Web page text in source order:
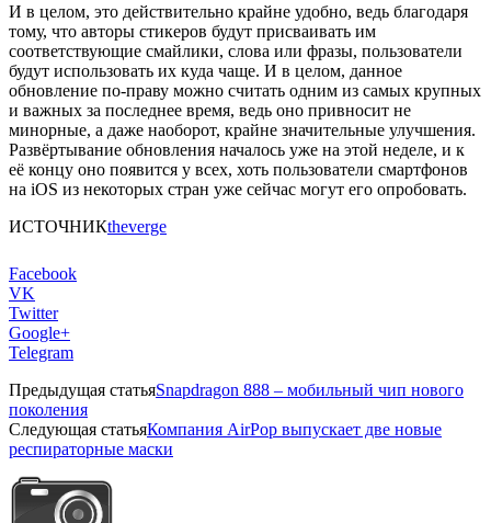
И в целом, это действительно крайне удобно, ведь благодаря
тому, что авторы стикеров будут присваивать им
соответствующие смайлики, слова или фразы, пользователи
будут использовать их куда чаще. И в целом, данное
обновление по-праву можно считать одним из самых крупных
и важных за последнее время, ведь оно привносит не
минорные, а даже наоборот, крайне значительные улучшения.
Развёртывание обновления началось уже на этой неделе, и к
её концу оно появится у всех, хоть пользователи смартфонов
на iOS из некоторых стран уже сейчас могут его опробовать.
ИСТОЧНИКtheverge
Facebook
VK
Twitter
Google+
Telegram
Предыдущая статьяSnapdragon 888 – мобильный чип нового
поколения
Следующая статьяКомпания AirPop выпускает две новые
респираторные маски